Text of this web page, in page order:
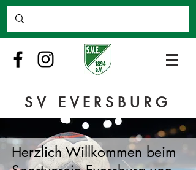
SV EVERSBURG
Herzlich Willkommen beim